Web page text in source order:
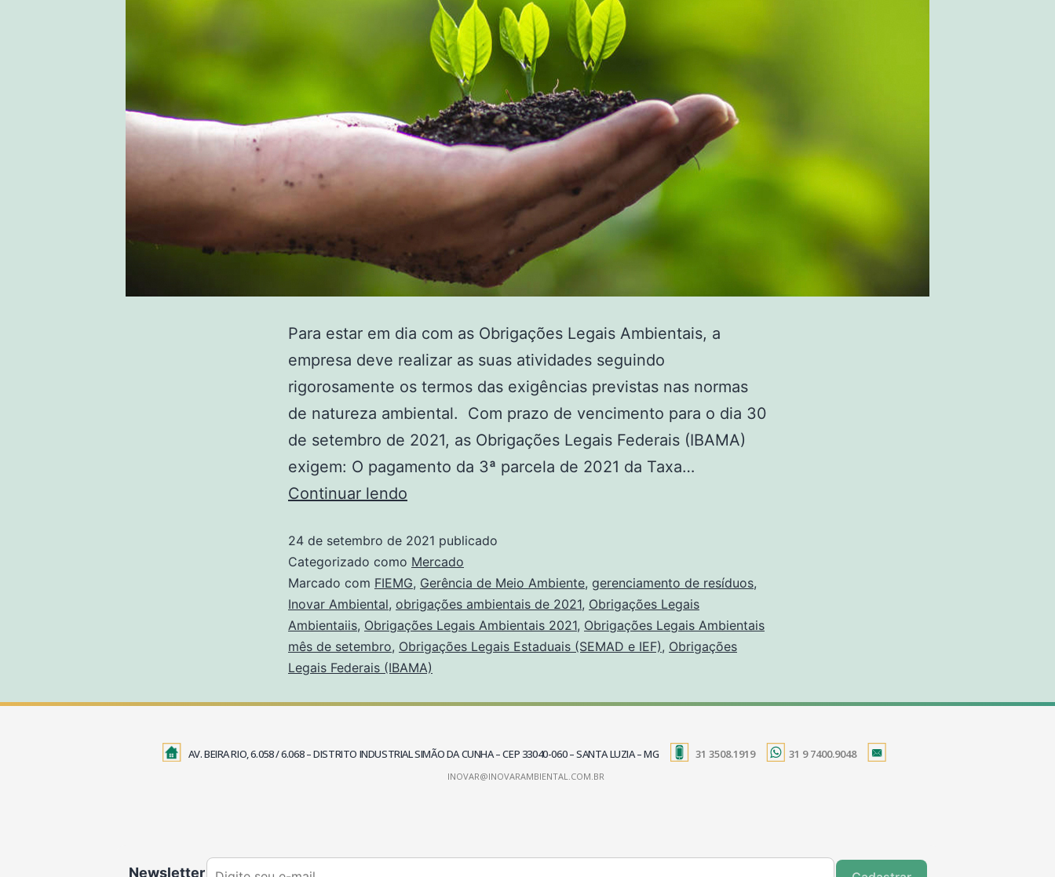
Para estar em dia com as Obrigações Legais Ambientais, a
empresa deve realizar as suas atividades seguindo
rigorosamente os termos das exigências previstas nas normas
de natureza ambiental. Com prazo de vencimento para o dia 30
de setembro de 2021, as Obrigações Legais Federais (IBAMA)
exigem: O pagamento da 3ª parcela de 2021 da Taxa…
Continuar lendo
24 de setembro de 2021 publicado
Categorizado como Mercado
Marcado com FIEMG, Gerência de Meio Ambiente, gerenciamento de resíduos,
Inovar Ambiental, obrigações ambientais de 2021, Obrigações Legais
Ambientaiis, Obrigações Legais Ambientais 2021, Obrigações Legais Ambientais
mês de setembro, Obrigações Legais Estaduais (SEMAD e IEF), Obrigações
Legais Federais (IBAMA)
AV. BEIRA RIO, 6.058 / 6.068 – DISTRITO INDUSTRIAL SIMÃO DA CUNHA – CEP 33040-060 – SANTA LUZIA – MG 31 3508.1919 31 9 7400.9048
INOVAR@INOVARAMBIENTAL.COM.BR
Newsletter